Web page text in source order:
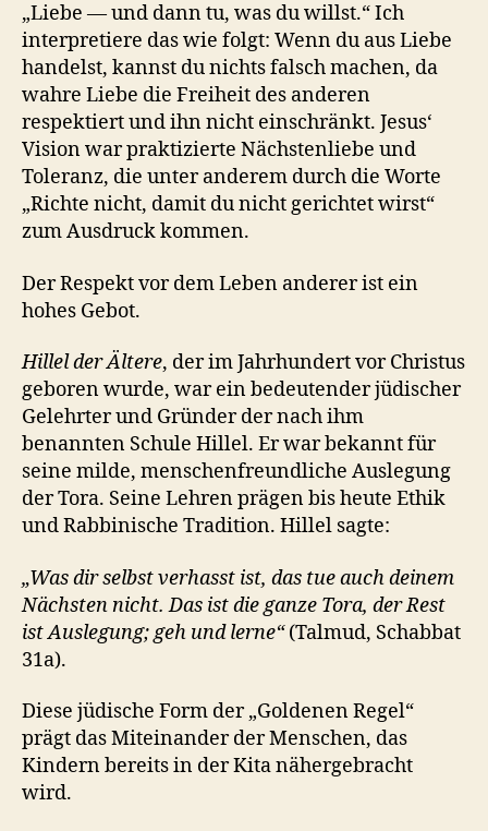
„Liebe — und dann tu, was du willst.“ Ich
interpretiere das wie folgt: Wenn du aus Liebe
handelst, kannst du nichts falsch machen, da
wahre Liebe die Freiheit des anderen
respektiert und ihn nicht einschränkt. Jesus‘
Vision war praktizierte Nächstenliebe und
Toleranz, die unter anderem durch die Worte
„Richte nicht, damit du nicht gerichtet wirst“
zum Ausdruck kommen.
Der Respekt vor dem Leben anderer ist ein
hohes Gebot.
Hillel der Ältere, der im Jahrhundert vor Christus
geboren wurde, war ein bedeutender jüdischer
Gelehrter und Gründer der nach ihm
benannten Schule Hillel. Er war bekannt für
seine milde, menschenfreundliche Auslegung
der Tora. Seine Lehren prägen bis heute Ethik
und Rabbinische Tradition. Hillel sagte:
„Was dir selbst verhasst ist, das tue auch deinem
Nächsten nicht. Das ist die ganze Tora, der Rest
ist Auslegung; geh und lerne“(Talmud, Schabbat
31a).
Diese jüdische Form der „Goldenen Regel“
prägt das Miteinander der Menschen, das
Kindern bereits in der Kita nähergebracht
wird.